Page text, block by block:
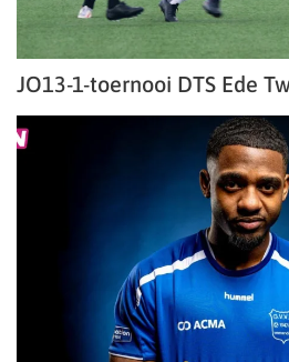
JO13-1-toernooi DTS Ede